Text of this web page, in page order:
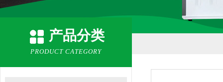
产品分类
PRODUCT CATEGORY